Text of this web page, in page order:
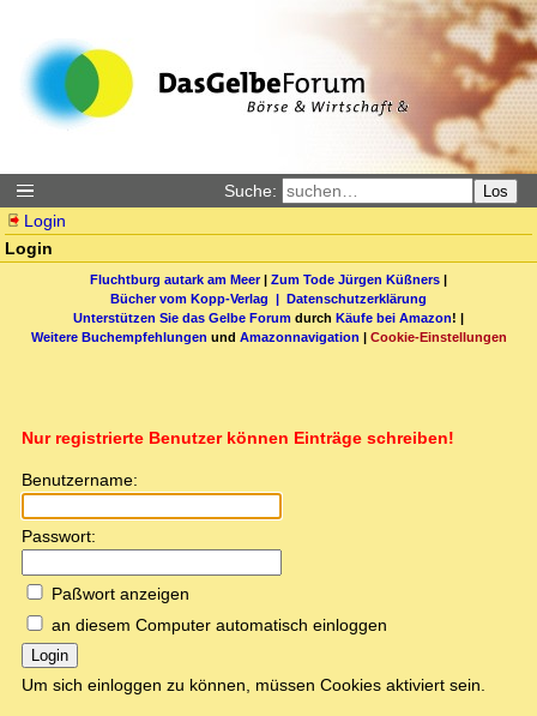
Suche: Los
Login
Login
Fluchtburg autark am Meer| Zum Tode Jürgen Küßners |
Bücher vom Kopp-Verlag | Datenschutzerklärung
Unterstützen Sie das Gelbe Forum durch Käufe bei Amazon! |
Weitere Buchempfehlungen und Amazonnavigation | Cookie-Einstellungen
Nur registrierte Benutzer können Einträge schreiben!
Benutzername:
Passwort:
Paßwort anzeigen
an diesem Computer automatisch einloggen
Login
Um sich einloggen zu können, müssen Cookies aktiviert sein.